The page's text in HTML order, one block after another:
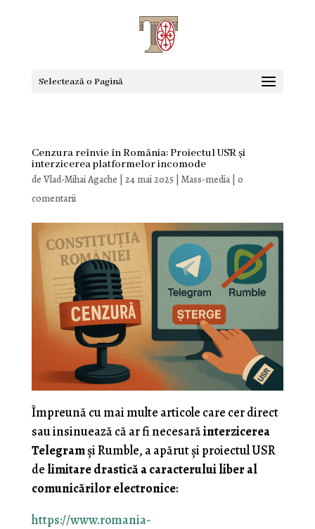
Selectează o Pagină
Cenzura reînvie în România: Proiectul USR și
interzicerea platformelor incomode
de Vlad-Mihai Agache 24 mai 2025| Mass-media| 0
comentarii
Împreună cu mai multe articole care cer direct
sau insinuează că ar fi necesarăinterzicerea
Telegramși Rumble, a apărut și proiectul USR
de limitare drastică a caracterului liber al
comunicărilor electronice:
https://www.romania-